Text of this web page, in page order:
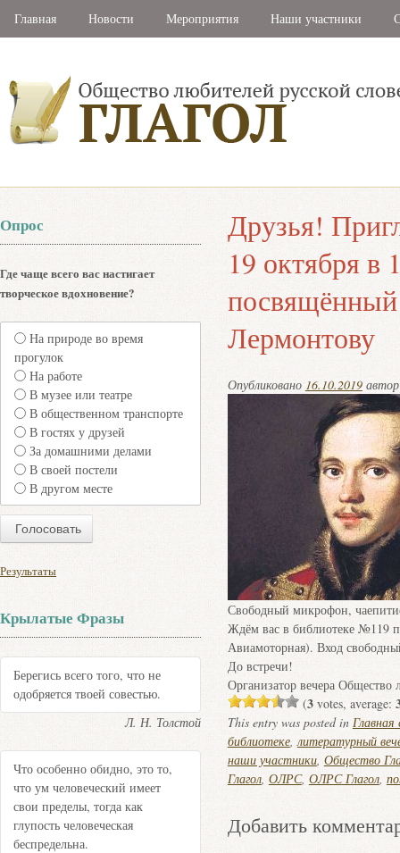
Главная Новости Мероприятия Наши участники
Друзья!
19 октября в
Лермонтову
Опубликовано 16.10.2019
Свободный микрофон,
Ждём вас в библиотеке №119
Авиамоторная). Вход
До встречи!
Организатор вечера Общество
(3votes, average:
This entry was posted in
библиотеке,литературный
наши участники, Общество
Глагол, ОЛРС, ОЛРС Глагол,
Добавить
Опрос
Где чаще всего вас настигает
творческое вдохновение?
На природе во время
прогулок
На работе
В музее или театре
В общественном транспорте
В гостях у друзей
За домашними делами
В своей постели
В другом месте
Результаты
Крылатые Фразы
Берегись всего того, что не
одобряется твоей совестью.
Л. Н. Толстой
Что особенно обидно, это то,
что ум человеческий имеет
свои пределы, тогда как
глупость человеческая
беспредельна.